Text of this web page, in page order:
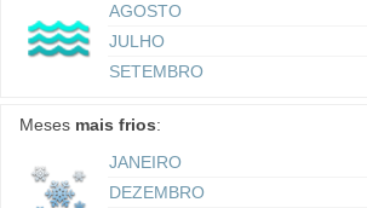
AGOSTO
JULHO
SETEMBRO
Meses mais frios:
JANEIRO
DEZEMBRO